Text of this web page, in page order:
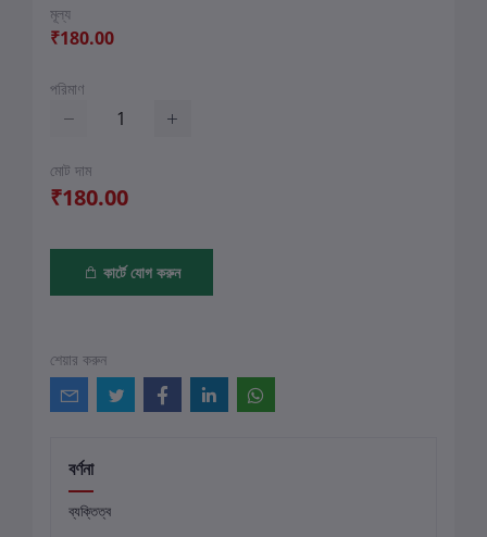
মূল্য
₹180.00
পরিমাণ
মোট দাম
₹180.00
কার্টে যোগ করুন
শেয়ার করুন
বর্ণনা
ব্যক্তিত্ব